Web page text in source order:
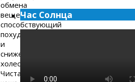
обмена
веществ,
способствующий
похудению
и
снижению
холестерина.
Чистая
Час Солнца